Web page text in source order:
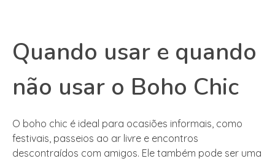
Quando usar e quando
não usar o Boho Chic
O boho chic é ideal para ocasiões informais, como
festivais, passeios ao ar livre e encontros
descontraídos com amigos. Ele também pode ser uma